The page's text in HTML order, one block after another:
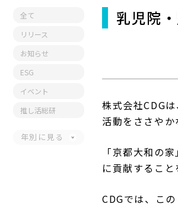
乳児院
株式会社CDG
活動をささやか
「京都大和の
に貢献するこ
CDGでは、こ
全て
リリース
お知らせ
ESG
イベント
推し活総研
年別に見る